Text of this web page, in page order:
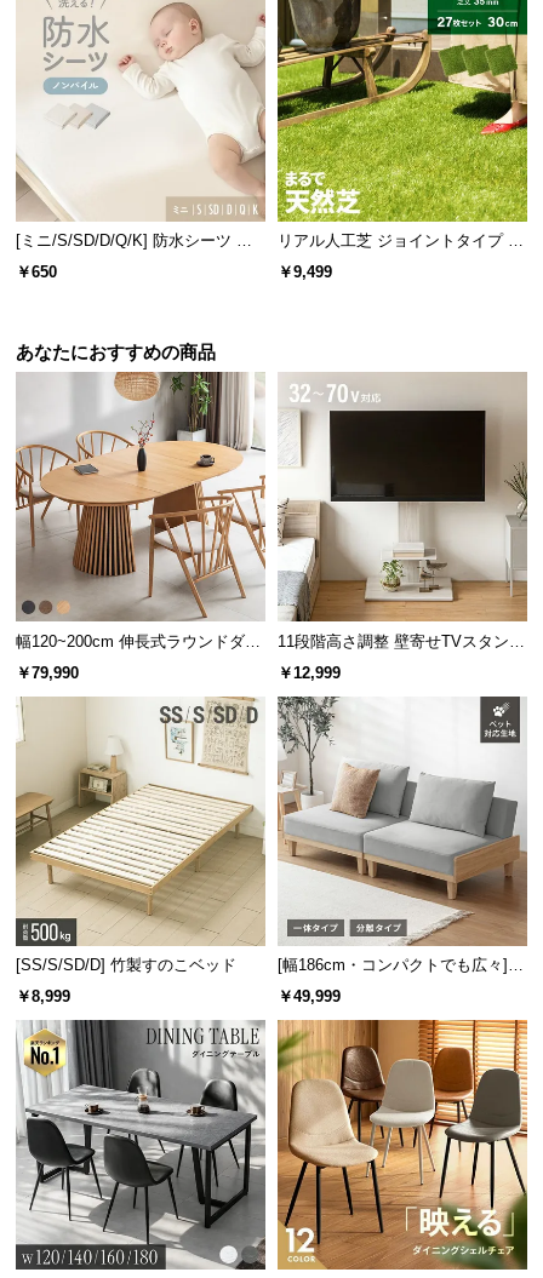
に
つ
い
て
経
路
に
て
品・
キ
ャ
ン
セ
に
つ
て
に
つ
い
て
会
員
規
約
に
つ
い
て
客
[ミニ/S/SD/D/Q/K] 防水シーツ ノ
ンパイル
￥650
リアル人工芝 ジョイントタイプ 30
cm 27枚 芝丈35mm
￥9,499
あなたにおすすめの商品
幅120~200cm 伸長式ラウンドダイ
ニングテーブル 6人掛け 天然木突
￥79,990
11段階高さ調整 壁寄せTVスタンド
キャスター付き 上下左右角度調節
￥12,999
[SS/S/SD/D] 竹製すのこベッド
￥8,999
[幅186cm・コンパクトでも広々] 3
人掛けソファベッド リクライニン
￥49,999